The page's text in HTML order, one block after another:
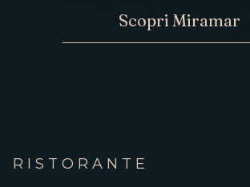
Scopri Miramar
RISTORANTE